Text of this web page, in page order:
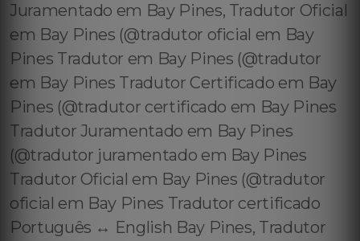
Juramentado em Bay Pines, Tradutor Oficial
em Bay Pines (@tradutor oficial em Bay
Pines Tradutor em Bay Pines (@tradutor
em Bay Pines Tradutor Certificado em Bay
Pines (@tradutor certificado em Bay Pines
Tradutor Juramentado em Bay Pines
(@tradutor juramentado em Bay Pines
Tradutor Oficial em Bay Pines (@tradutor
oficial em Bay Pines Tradutor certificado
Português ↔️ English Bay Pines, Tradutor